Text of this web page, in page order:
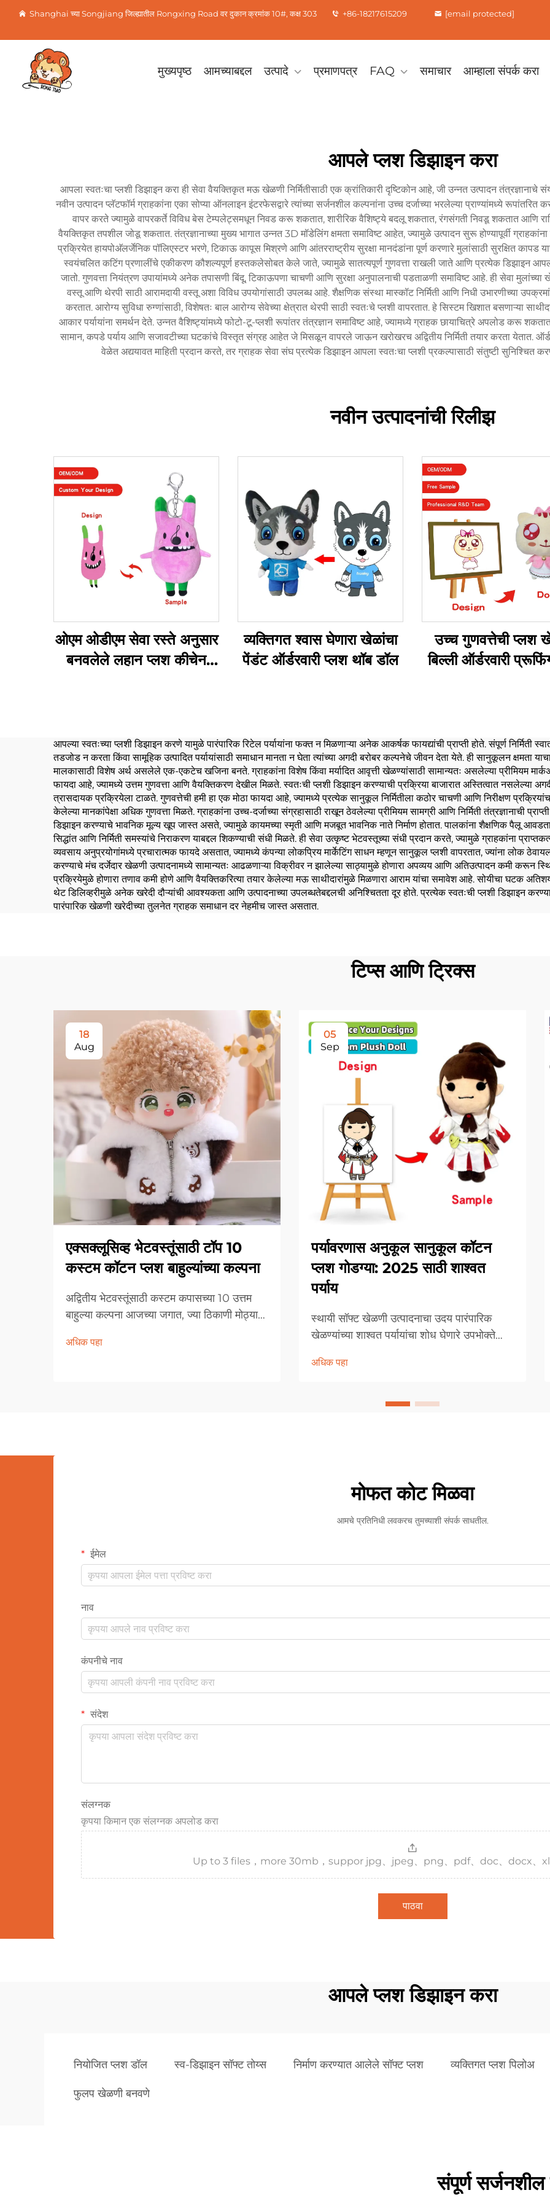
Shanghai च्या Songjiang जिल्ह्यातील Rongxing Road वर दुकान क्रमांक 10#, कक्ष 303 +86-18217615209 [email protected]
मुख्यपृष्ठ आमच्याबद्दल उत्पादे प्रमाणपत्र FAQ समाचार आम्हाला संपर्क करा
आपले प्लश डिझाइन करा
आपला स्वतःचा प्लशी डिझाइन करा ही सेवा वैयक्तिकृत मऊ खेळणी निर्मितीसाठी एक क्रांतिकारी दृष्टिकोन आहे, जी उन्नत उत्पादन
नवीन उत्पादन प्लॅटफॉर्म ग्राहकांना एका सोप्या ऑनलाइन इंटरफेसद्वारे त्यांच्या सर्जनशील कल्पनांना उच्च दर्जाच्या भरलेल्या प्राण्यांमध्ये
वापर करते ज्यामुळे वापरकर्ते विविध बेस टेम्पलेट्समधून निवड करू शकतात, शारीरिक वैशिष्ट्ये बदलू शकतात, रंगसंगती निवडू शकतात आणि
वैयक्तिकृत तपशील जोडू शकतात. तंत्रज्ञानाच्या मुख्य भागात उन्नत 3D मॉडेलिंग क्षमता समाविष्ट आहेत, ज्यामुळे उत्पादन सुरू होण्यापूर्वी ग्राहकांना
प्रक्रियेत हायपोअ‍ॅलर्जेनिक पॉलिएस्टर भरणे, टिकाऊ कापूस मिश्रणे आणि आंतरराष्ट्रीय सुरक्षा मानदंडांना पूर्ण करणारे मुलांसाठी सुरक्षित कापड
स्वयंचलित कटिंग प्रणालींचे एकीकरण कौशल्यपूर्ण हस्तकलेसोबत केले जाते, ज्यामुळे सातत्यपूर्ण गुणवत्ता राखली जाते आणि प्रत्येक डिझाइन
जातो. गुणवत्ता नियंत्रण उपायांमध्ये अनेक तपासणी बिंदू, टिकाऊपणा चाचणी आणि सुरक्षा अनुपालनाची पडताळणी समाविष्ट आहे. ही सेवा मुलांच्या
वस्तू आणि थेरपी साठी आरामदायी वस्तू अशा विविध उपयोगांसाठी उपलब्ध आहे. शैक्षणिक संस्था मास्कॉट निर्मिती आणि निधी उभारणीच्या
करतात. आरोग्य सुविधा रुग्णांसाठी, विशेषतः बाल आरोग्य सेवेच्या क्षेत्रात थेरपी साठी स्वतःचे प्लशी वापरतात. हे सिस्टम खिशात बसणाऱ्या
आकार पर्यायांना समर्थन देते. उन्नत वैशिष्ट्यांमध्ये फोटो-टू-प्लशी रूपांतर तंत्रज्ञान समाविष्ट आहे, ज्यामध्ये ग्राहक छायाचित्रे अपलोड करू
सामान, कपडे पर्याय आणि सजावटीच्या घटकांचे विस्तृत संग्रह आहेत जे मिसळून वापरले जाऊन खरोखरच अद्वितीय निर्मिती तयार करता येतात.
वेळेत अद्ययावत माहिती प्रदान करते, तर ग्राहक सेवा संघ प्रत्येक डिझाइन आपला स्वतःचा प्लशी प्रकल्पासाठी संतुष्टी सुनिश्चित
नवीन उत्पादनांची रिलीझ
ओएम ओडीएम सेवा रस्ते अनुसार
बनवलेले लहान प्लश कीचेन
व्यक्तिगत श्वास घेणारा खेळांचा
पेंडंट ऑर्डरवारी प्लश थॉब डॉल
उच्च गुणवत्तेची प्लश
बिल्ली ऑर्डरवारी
आपल्या स्वतःच्या प्लशी डिझाइन करणे यामुळे पारंपारिक रिटेल पर्यायांना फक्त न मिळणाऱ्या अनेक आकर्षक फायद्यांची प्राप्ती होते. संपूर्ण निर्मिती
तडजोड न करता किंवा सामूहिक उत्पादित पर्यायांसाठी समाधान मानता न घेता त्यांच्या अगदी बरोबर कल्पनेचे जीवन देता येते. ही सानुकूलन क्षमता
मालकासाठी विशेष अर्थ असलेले एक-एकटेच खजिना बनते. ग्राहकांना विशेष किंवा मर्यादित आवृत्ती खेळण्यांसाठी सामान्यतः असलेल्या प्रीमियम
फायदा आहे, ज्यामध्ये उत्तम गुणवत्ता आणि वैयक्तिकरण देखील मिळते. स्वतःची प्लशी डिझाइन करण्याची प्रक्रिया बाजारात अस्तित्वात नसलेल्या
त्रासदायक प्रक्रियेला टाळते. गुणवत्तेची हमी हा एक मोठा फायदा आहे, ज्यामध्ये प्रत्येक सानुकूल निर्मितीला कठोर चाचणी आणि निरीक्षण
केलेल्या मानकांपेक्षा अधिक गुणवत्ता मिळते. ग्राहकांना उच्च-दर्जाच्या संग्रहासाठी राखून ठेवलेल्या प्रीमियम सामग्री आणि निर्मिती तंत्रज्ञानाची
डिझाइन करण्याचे भावनिक मूल्य खूप जास्त असते, ज्यामुळे कायमच्या स्मृती आणि मजबूत भावनिक नाते निर्माण होतात. पालकांना शैक्षणिक पैलू
सिद्धांत आणि निर्मिती समस्यांचे निराकरण याबद्दल शिकण्याची संधी मिळते. ही सेवा उत्कृष्ट भेटवस्तूच्या संधी प्रदान करते, ज्यामुळे ग्राहकांना
व्यवसाय अनुप्रयोगांमध्ये प्रचारात्मक फायदे असतात, ज्यामध्ये कंपन्या लोकप्रिय मार्केटिंग साधन म्हणून सानुकूल प्लशी वापरतात, ज्यांना लोक
करण्याचे मंच दर्जेदार खेळणी उत्पादनामध्ये सामान्यतः आढळणाऱ्या विक्रीवर न झालेल्या साठ्यामुळे होणारा अपव्यय आणि अतिउत्पादन कमी करून
प्रक्रियेमुळे होणारा तणाव कमी होणे आणि वैयक्तिकरित्या तयार केलेल्या मऊ साथीदारांमुळे मिळणारा आराम यांचा समावेश आहे. सोयीचा घटक
थेट डिलिव्हरीमुळे अनेक खरेदी दौऱ्यांची आवश्यकता आणि उत्पादनाच्या उपलब्धतेबद्दलची अनिश्चितता दूर होते. प्रत्येक स्वतःची प्लशी डिझाइन
पारंपारिक खेळणी खरेदीच्या तुलनेत ग्राहक समाधान दर नेहमीच जास्त असतात.
टिप्स आणि ट्रिक्स
18
Aug
एक्सक्लूसिव्ह भेटवस्तूंसाठी टॉप 10
कस्टम कॉटन प्लश बाहुल्यांच्या कल्पना
अद्वितीय भेटवस्तूंसाठी कस्टम कपासच्या 10 उत्तम
बाहुल्या कल्पना आजच्या जगात, ज्या ठिकाणी मोठ्या
एक उत्तम भेट शोधणे कठीण होऊ शकते. इथेच.
अधिक पहा
05
Sep
पर्यावरणास अनुकूल सानुकूल कॉटन
प्लश गोडग्या: 2025 साठी शाश्वत
पर्याय
स्थायी सॉफ्ट खेळणी उत्पादनाचा उदय पारंपारिक
खेळण्यांच्या शाश्वत पर्यायांचा शोध घेणारे उपभोक्ते
उद्योगात अद्भुत बदल होत आहेत. या हिरव्या क्रांतीच्या
अधिक पहा
मोफत कोट मिळवा
आमचे प्रतिनिधी लवकरच तुमच्याशी संपर्क साधतील.
ईमेल
नाव
कंपनीचे नाव
संदेश
संलग्नक
कृपया किमान एक संलग्नक अपलोड करा
Up to 3 files，more 30mb，suppor jpg、jpeg、png、pdf、doc、docx、
पाठवा
आपले प्लश डिझाइन करा
नियोजित प्लश डॉल स्व-डिझाइन सॉफ्ट तोय्स निर्माण करण्यात आलेले सॉफ्ट प्लश व्यक्तिगत प्लश पिलोअ
फुलप खेळणी बनवणे
संपूर्ण